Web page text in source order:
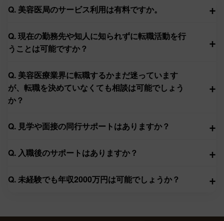
Q. 美容医局のサービス利用は有料ですか。 +
Q. 現在の勤務先や知人に知られずに転職活動を行
うことは可能ですか？
+
Q. 美容医療業界に転職するかまだ迷っています
が、転職を決めていなくても相談は可能でしょう
か？
+
Q. 見学や面接の同行サポートはありますか？ +
Q. 入職後のサポートはありますか？ +
Q. 未経験でも年収2000万円は可能でしょうか？ +